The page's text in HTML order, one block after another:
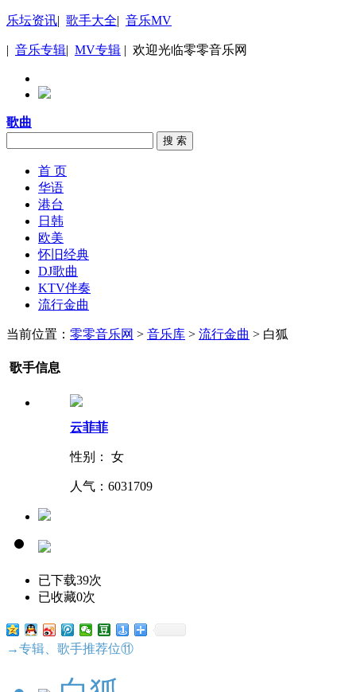
乐坛资讯| 歌手大全| 音乐MV
| 音乐专辑| MV专辑 | 欢迎光临零零音乐网
歌曲
搜 索
首 页
华语
港台
日韩
欧美
怀旧经典
DJ歌曲
KTV伴奏
流行金曲
当前位置： 零零音乐网 > 音乐库 > 流行金曲 > 白狐
歌手信息
云菲菲
性别： 女
人气： 6031709
已下载39次
已收藏0次
→专辑、歌手推荐位⑪